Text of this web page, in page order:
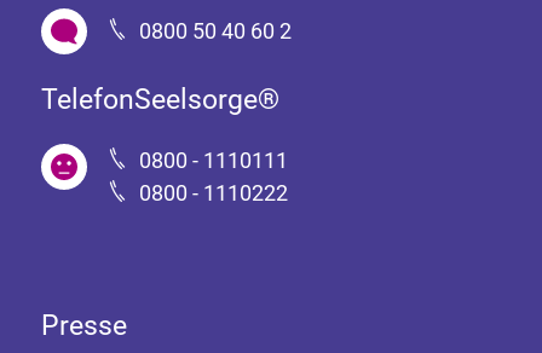
0800 50 40 60 2
TelefonSeelsorge®
0800 - 1110111
0800 - 1110222
Presse